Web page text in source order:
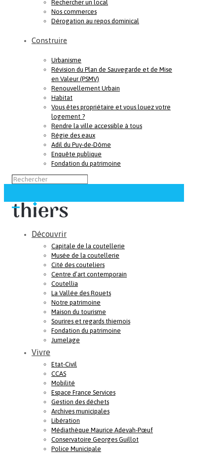
Rechercher un local
Nos commerces
Dérogation au repos dominical
Construire
Urbanisme
Révision du Plan de Sauvegarde et de Mise
en Valeur (PSMV)
Renouvellement Urbain
Habitat
Vous êtes propriétaire et vous louez votre
logement ?
Rendre la ville accessible à tous
Régie des eaux
Adil du Puy-de-Dôme
Enquête publique
Fondation du patrimoine
Découvrir
Capitale de la coutellerie
Musée de la coutellerie
Cité des couteliers
Centre d’art contemporain
Coutellia
La Vallée des Rouets
Notre patrimoine
Maison du tourisme
Sourires et regards thiernois
Fondation du patrimoine
Jumelage
Vivre
Etat-Civil
CCAS
Mobilité
Espace France Services
Gestion des déchets
Archives municipales
Libération
Médiathèque Maurice Adevah-Pœuf
Conservatoire Georges Guillot
Police Municipale